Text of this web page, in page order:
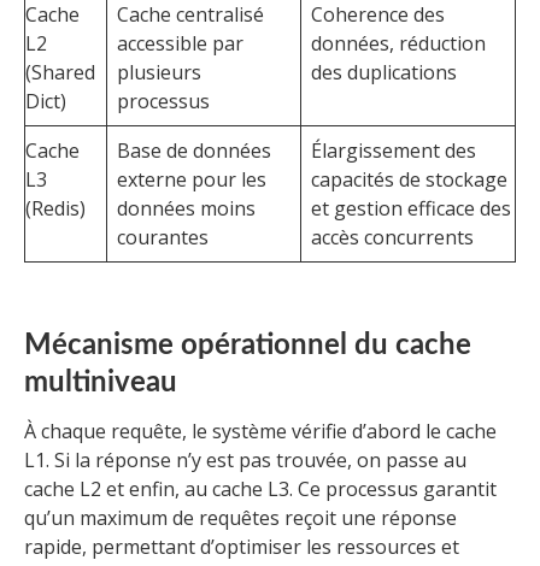
Cache
L2
(Shared
Dict)
Cache centralisé
accessible par
plusieurs
processus
Coherence des
données, réduction
des duplications
Cache
L3
(Redis)
Base de données
externe pour les
données moins
courantes
Élargissement des
capacités de stockage
et gestion efficace des
accès concurrents
Mécanisme opérationnel du cache
multiniveau
À chaque requête, le système vérifie d’abord le cache
L1. Si la réponse n’y est pas trouvée, on passe au
cache L2 et enfin, au cache L3. Ce processus garantit
qu’un maximum de requêtes reçoit une réponse
rapide, permettant d’optimiser les ressources et